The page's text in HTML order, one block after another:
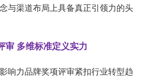
与渠道布局上具备真正引领力的头
审 多维标准定义实力
响力品牌奖项评审紧扣行业转型趋